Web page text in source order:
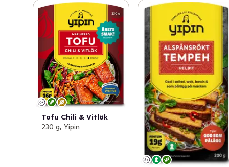
Tofu Chili & Vitlök
230 g, Yipin